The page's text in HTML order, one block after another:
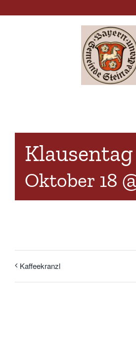
Inhalt
Klausentag
Oktober 18
Kaffeekranzl